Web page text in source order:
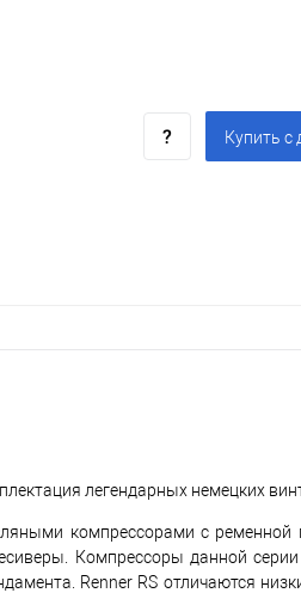
Купить c
легендарных немецких
компрессорами с
Компрессоры данной
Renner RS отличаются